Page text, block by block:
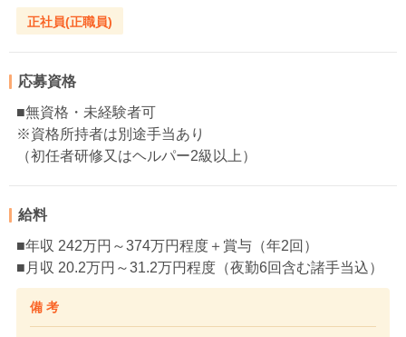
正社員(正職員)
応募資格
■無資格・未経験者可
※資格所持者は別途手当あり
（初任者研修又はヘルパー2級以上）
給料
■年収 242万円～374万円程度＋賞与（年2回）
■月収 20.2万円～31.2万円程度（夜勤6回含む諸手当込）
備 考